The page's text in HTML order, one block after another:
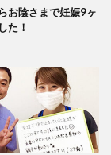
お陰さまで妊娠9ヶ
た！